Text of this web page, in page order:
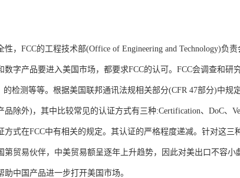
性，FCC的工程技术部(Office of Engineering and Technology)
数字产品要进入美国市场，都要求FCC的认可。FCC会调查和
的检测等等。根据美国联邦通讯法规相关部分(CFR 47部分)中
除外)，其中比较常见的认证方式有三种:Certification、DoC、
式在FCC中有相关的规定。其认证的严格程度递减。针对这三
第贸易伙伴，中美贸易额呈逐年上升趋势，因此对美出口不容
中国产品进一步打开美国市场。